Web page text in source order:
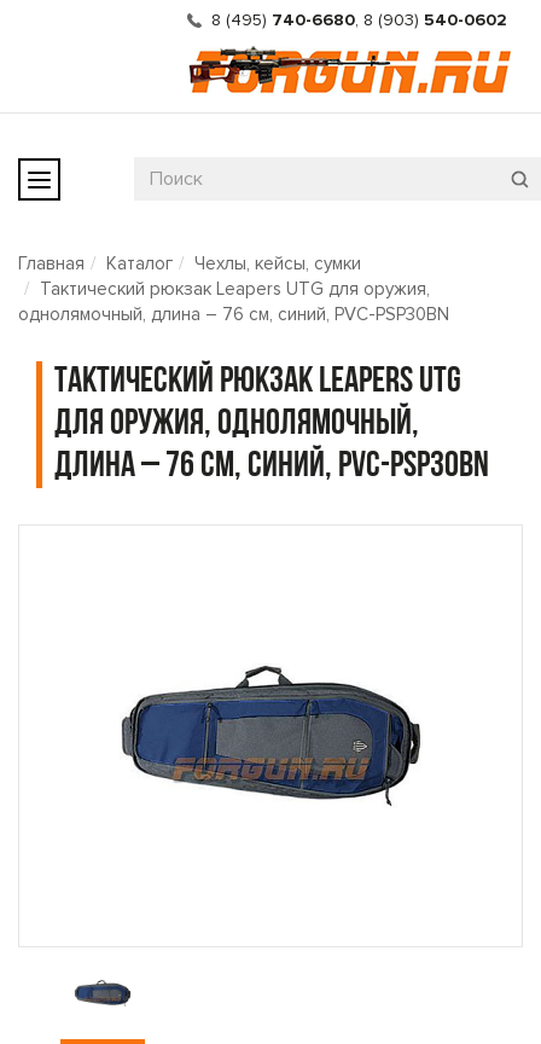
8 (495) 740-6680, 8 (903) 540-0602
Главная Каталог
Чехлы, кейсы, сумки
Тактический рюкзак Leapers UTG для оружия,
однолямочный, длина – 76 см, синий, PVC-PSP30BN
Тактический рюкзак Leapers UTG
для оружия, однолямочный,
длина – 76 см, синий, PVC-PSP30BN